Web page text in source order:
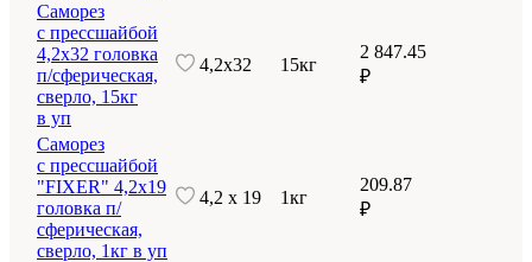
Саморез
с прессшайбой
4,2х32 головка
п/сферическая,
сверло, 15кг
в уп
4,2х32 15кг
2 847.45
₽
Саморез
с прессшайбой
"FIXER" 4,2х19
головка п/
сферическая,
сверло, 1кг в уп
4,2 х 19 1кг
209.87
₽